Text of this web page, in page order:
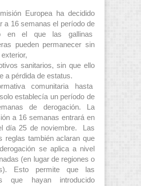
Europea ha decidido
a 16 semanas el período de
en el que las gallinas
pueden permanecer sin
sanitarios, sin que ello
a pérdida de estatus.
comunitaria hasta
establecía un período de
de derogación. La
a 16 semanas entrará en
día 25 de noviembre. Las
reglas también aclaran que
se aplica a nivel
(en lugar de regiones o
Esto permite que las
que hayan introducido